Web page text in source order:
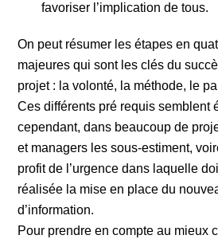
favoriser l’implication de tous.
On peut résumer les étapes en
majeures qui sont les clés du
projet : la volonté, la méthode, le
Ces différents pré requis semblent
cependant, dans beaucoup de
et managers les sous-estiment,
profit de l’urgence dans laquelle
réalisée la mise en place du
d’information.
Pour prendre en compte au mieux